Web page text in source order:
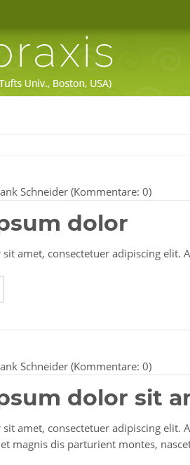
Schneider (Kommentare: 0)
dolor
amet, consectetuer adipiscing elit.
Schneider (Kommentare: 0)
dolor sit
amet, consectetuer adipiscing elit.
magnis dis parturient montes,